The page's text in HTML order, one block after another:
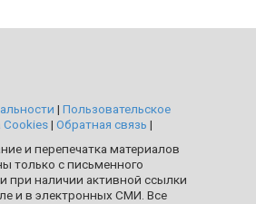
| Пользовательское
Cookies| Обратная связь |
и перепечатка материалов
только с письменного
при наличии активной ссылки
и в электронных СМИ. Все